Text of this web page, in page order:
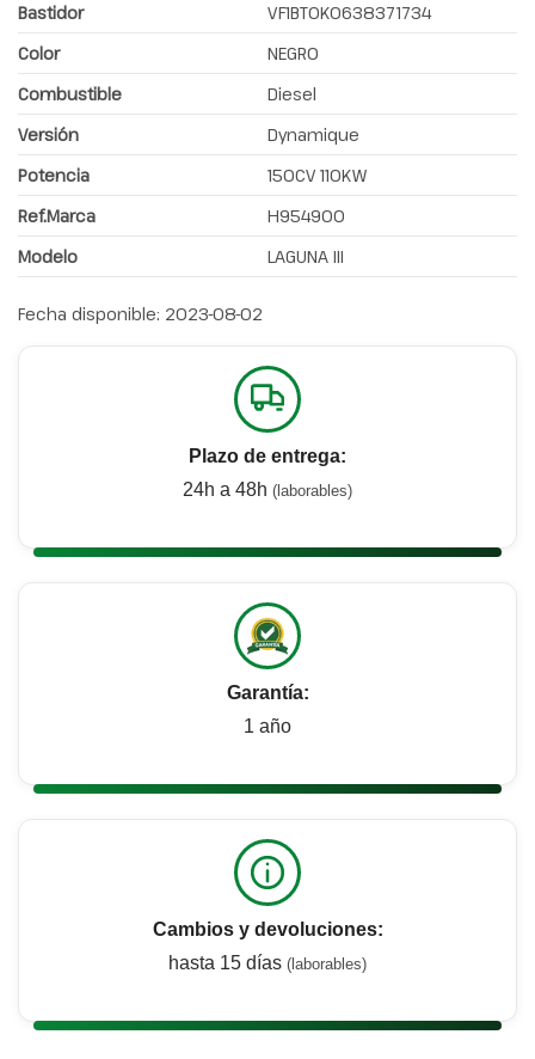
Bastidor
VF1BT0K0638371734
Color
NEGRO
Combustible
Diesel
Versión
Dynamique
Potencia
150CV 110KW
Ref.Marca
H954900
Modelo
LAGUNA III
Fecha disponible: 2023-08-02
Plazo de entrega:
24h a 48h (laborables)
Garantía:
1 año
Cambios y devoluciones:
hasta 15 días (laborables)